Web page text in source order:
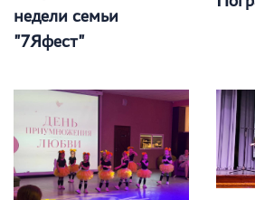
недели семьи
"7Яфест"